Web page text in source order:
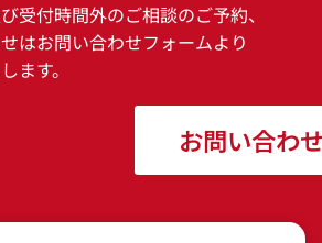
受付時間外のご相談のご予約、
はお問い合わせフォームより
ます。
お問い合わ